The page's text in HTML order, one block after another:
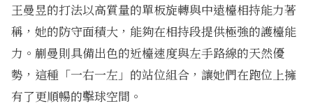
王曼昱的打法以高質量的單板旋轉與中遠檯相持能力著
稱，她的防守面積大，能夠在相持段提供極強的護檯能
力。蒯曼則具備出色的近檯速度與左手路線的天然優
勢，這種「一右一左」的站位組合，讓她們在跑位上擁
有了更順暢的擊球空間。